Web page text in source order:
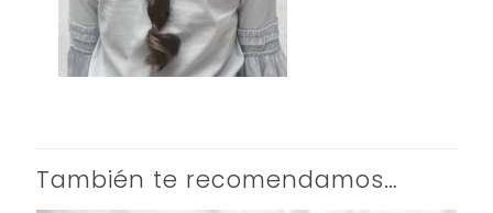
También te recomendamos…